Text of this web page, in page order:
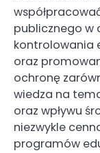
publicznego w
kontrolowania
oraz
ochronę
wiedza na
oraz wpływu
niezwykle
programów